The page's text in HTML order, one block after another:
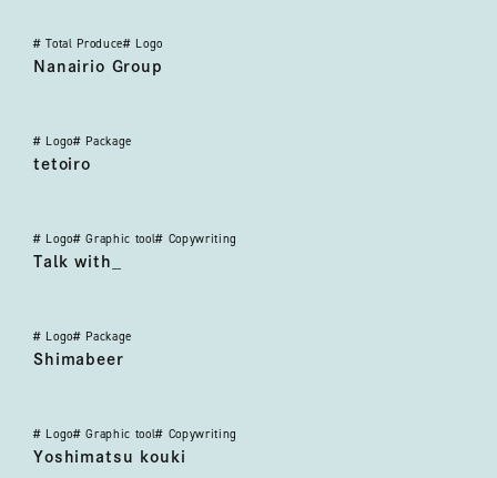
なないろグループ
Nanairio Group
# Total Produce# Logo
テトイロ
tetoiro
# Logo# Package
Talk with_
Talk with_
# Logo# Graphic tool# Copywriting
島ビール
Shimabeer
# Logo# Package
吉松工機
Yoshimatsu kouki
# Logo# Graphic tool# Copywriting